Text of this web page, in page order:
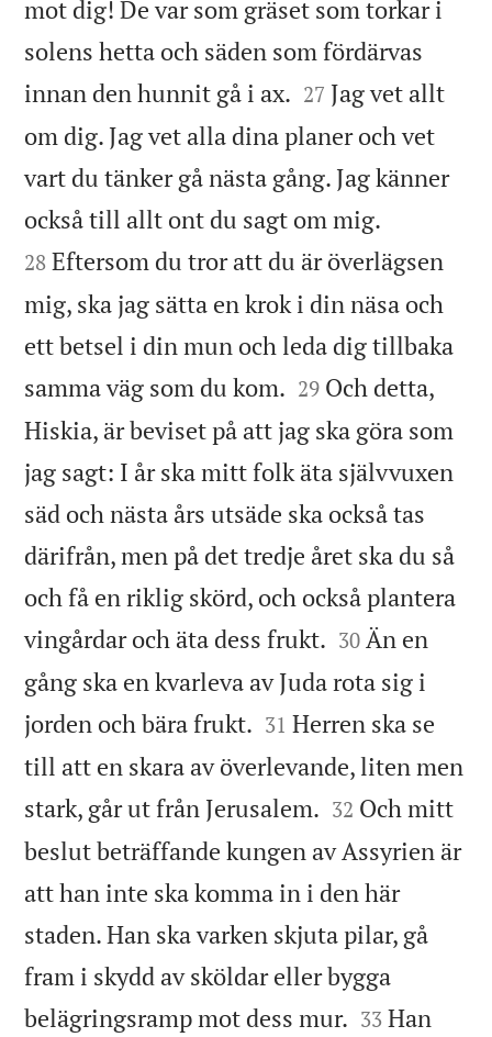
mot dig! De var som gräset som torkar i
solens hetta och säden som fördärvas
innan den hunnit gå i ax. 

27 Jag vet allt
om dig. Jag vet alla dina planer och vet
vart du tänker gå nästa gång. Jag känner
också till allt ont du sagt om mig.
28 Eftersom du tror att du är överlägsen
mig, ska jag sätta en krok i din näsa och
ett betsel i din mun och leda dig tillbaka
samma väg som du kom. 

29 Och detta,
Hiskia, är beviset på att jag ska göra som
jag sagt: I år ska mitt folk äta självvuxen
säd och nästa års utsäde ska också tas
därifrån, men på det tredje året ska du så
och få en riklig skörd, och också plantera
vingårdar och äta dess frukt. 

30 Än en
gång ska en kvarleva av Juda rota sig i
jorden och bära frukt. 

31 Herren ska se
till att en skara av överlevande, liten men
stark, går ut från Jerusalem. 

32 Och mitt
beslut beträffande kungen av Assyrien är
att han inte ska komma in i den här
staden. Han ska varken skjuta pilar, gå
fram i skydd av sköldar eller bygga
belägringsramp mot dess mur. 

33 Han